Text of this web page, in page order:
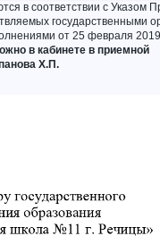
в соответствии с Указом
государственными
от 25 февраля
в кабинете в приемной
Х.П.